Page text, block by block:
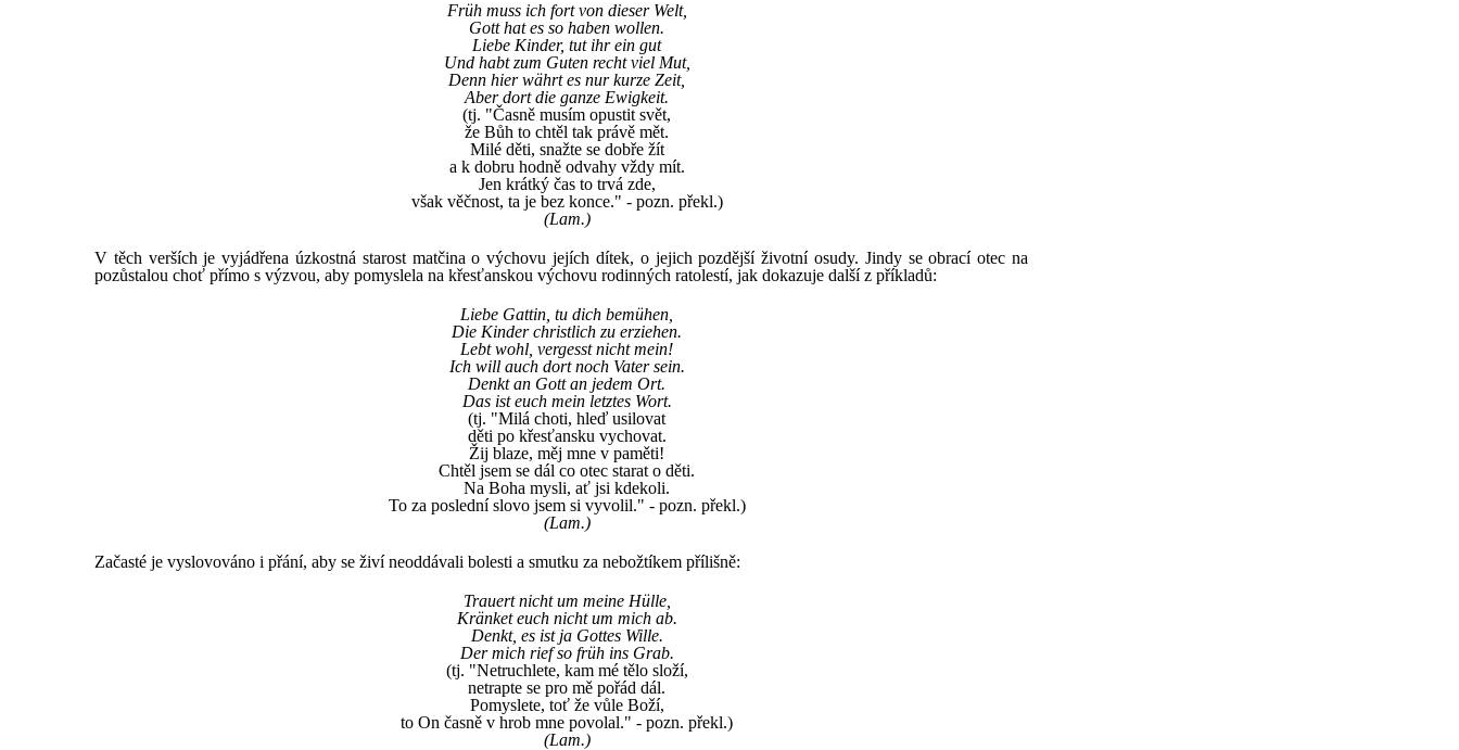
Früh muss ich fort von dieser Welt,
Gott hat es so haben wollen.
Liebe Kinder, tut ihr ein gut
Und habt zum Guten recht viel Mut,
Denn hier währt es nur kurze Zeit,
Aber dort die ganze Ewigkeit.
(tj. "Časně musím opustit svět,
že Bůh to chtěl tak právě mět.
Milé děti, snažte se dobře žít
a k dobru hodně odvahy vždy mít.
Jen krátký čas to trvá zde,
však věčnost, ta je bez konce." - pozn. překl.)
(Lam.)
V těch verších je vyjádřena úzkostná starost matčina o výchovu jejích dítek, o jejich pozdější životní osudy. Jindy se obrací otec na
pozůstalou choť přímo s výzvou, aby pomyslela na křesťanskou výchovu rodinných ratolestí, jak dokazuje další z příkladů:
Liebe Gattin, tu dich bemühen,
Die Kinder christlich zu erziehen.
Lebt wohl, vergesst nicht mein!
Ich will auch dort noch Vater sein.
Denkt an Gott an jedem Ort.
Das ist euch mein letztes Wort.
(tj. "Milá choti, hleď usilovat
děti po křesťansku vychovat.
Žij blaze, měj mne v paměti!
Chtěl jsem se dál co otec starat o děti.
Na Boha mysli, ať jsi kdekoli.
To za poslední slovo jsem si vyvolil." - pozn. překl.)
(Lam.)
Začasté je vyslovováno i přání, aby se živí neoddávali bolesti a smutku za nebožtíkem přílišně:
Trauert nicht um meine Hülle,
Kränket euch nicht um mich ab.
Denkt, es ist ja Gottes Wille.
Der mich rief so früh ins Grab.
(tj. "Netruchlete, kam mé tělo složí,
netrapte se pro mě pořád dál.
Pomyslete, toť že vůle Boží,
to On časně v hrob mne povolal." - pozn. překl.)
(Lam.)